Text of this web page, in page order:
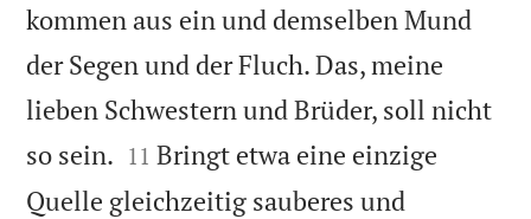
kommen aus ein und demselben Mund
der Segen und der Fluch. Das, meine
lieben Schwestern und Brüder, soll nicht
so sein. 

11 Bringt etwa eine einzige
Quelle gleichzeitig sauberes und